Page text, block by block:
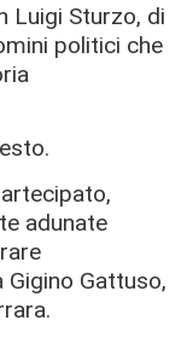
Luigi Sturzo, di
politici che
adunate
Gattuso,